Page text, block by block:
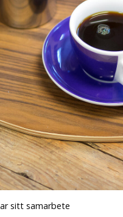
sitt samarbete